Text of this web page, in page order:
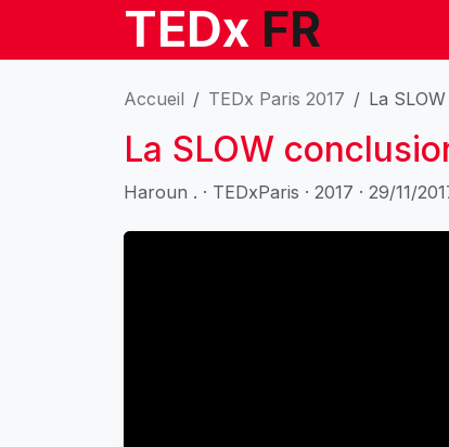
TEDx FR
Accueil TEDx Paris 2017 La
La SLOW
Haroun . · TEDxParis · 2017 · 29/11/